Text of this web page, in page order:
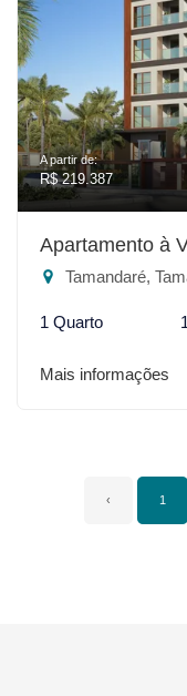
A partir de:
R$ 219.387
Apartamento à
Tamandaré,
1 Quarto
Mais informações
‹ 1